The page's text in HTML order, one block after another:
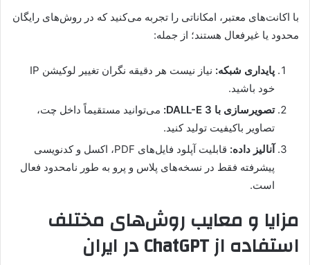
با اکانت‌های معتبر، امکاناتی را تجربه می‌کنید که در روش‌های رایگان
محدود یا غیرفعال هستند؛ از جمله:
پایداری شبکه:
نیاز نیست هر دقیقه نگران تغییر لوکیشن IP
خود باشید.
تصویرسازی با DALL-E 3:
می‌توانید مستقیماً داخل چت،
تصاویر باکیفیت تولید کنید.
آنالیز داده:
قابلیت آپلود فایل‌های PDF، اکسل و کدنویسی
پیشرفته فقط در نسخه‌های پلاس و پرو به طور نامحدود فعال
است.
مزایا و معایب روش‌های مختلف
استفاده از ChatGPT در ایران